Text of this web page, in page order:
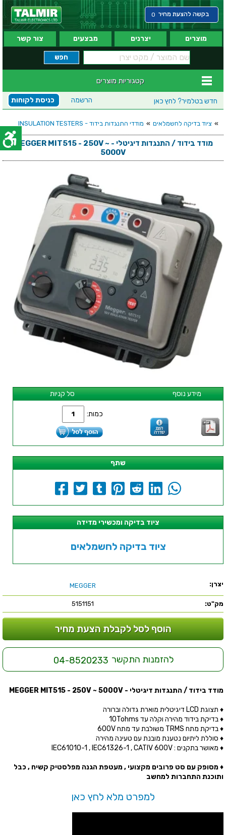
בקשה להצעת מחיר 0
מוצרים יצרנים מבצעים צור קשר
קטגוריות מוצרים
חדש בטלמיר? לחץ כאן כניסת לקוחות הרשמה
» ציוד בדיקה לחשמלאים » מודדי התנגדות בידוד - INSULATION TESTERS
מודד בידוד / התנגדות דיגיטלי - MEGGER MIT515 - 250V ~
5000V
סל קניות מידע נוסף
כמות:
שתף
ציוד בדיקה ומכשירי מדידה
ציוד בדיקה לחשמלאים
יצרן: MEGGER
מק"ט: 5151151
הוסף לסל לקבלת הצעת מחיר
להזמנות התקשר 04-8520233
מודד בידוד / התנגדות דיגיטלי - MEGGER MIT515 - 250V ~ 5000V
♦ תצוגת LCD דיגיטלית מוארת גדולה וברורה
♦ בדיקת בידוד מהירה וקלה עד 10Tohms
♦ בדיקת מתח TRMS משולבת עד מתח 600V
♦ סוללת ליתיום נטענת מובנת עם טעינה מהירה
♦ מאושר בתקנים : IEC61010-1 , IEC61326-1 , CATIV 600V
♦ מסופק עם סט פרובים מקצועי , מעטפת הגנה מפלסטיק קשיח , כבל
ותוכנת התחברות למחשב
למפרט מלא לחץ כאן